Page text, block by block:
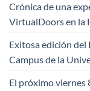
Crónica de una
VirtualDoors en la
Exitosa edición del
Campus de la
El próximo viernes